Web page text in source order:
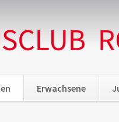
Erwachsene